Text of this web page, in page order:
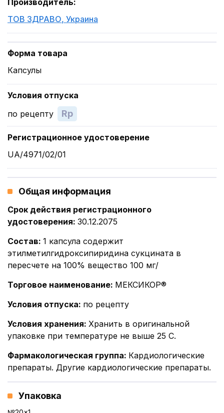
Производитель:
ТОВ ЗДРАВО, Украина
Форма товара
Капсулы
Условия отпуска
по рецепту
Rp
Регистрационное удостоверение
UA/4971/02/01
Общая информация
Срок действия регистрационного
удостоверения: 30.12.2075
Состав: 1 капсула содержит
этилметилгидроксипиридина сукцината в
пересчете на 100% вещество 100 мг/
Торговое наименование: МЕКСИКОР®
Условия отпуска: по рецепту
Условия хранения: Хранить в оригинальной
упаковке при температуре не выше 25 С.
Фармакологическая группа: Кардиологические
препараты. Другие кардиологические препараты.
Упаковка